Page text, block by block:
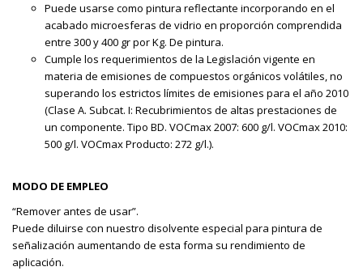
Puede usarse como pintura reflectante incorporando en el
acabado microesferas de vidrio en proporción comprendida
entre 300 y 400 gr por Kg. De pintura.
Cumple los requerimientos de la Legislación vigente en
materia de emisiones de compuestos orgánicos volátiles, no
superando los estrictos límites de emisiones para el año 2010
(Clase A. Subcat. I: Recubrimientos de altas prestaciones de
un componente. Tipo BD. VOCmax 2007: 600 g/l. VOCmax 2010:
500 g/l. VOCmax Producto: 272 g/l.).
MODO DE EMPLEO
“Remover antes de usar”.
Puede diluirse con nuestro disolvente especial para pintura de
señalización aumentando de esta forma su rendimiento de
aplicación.